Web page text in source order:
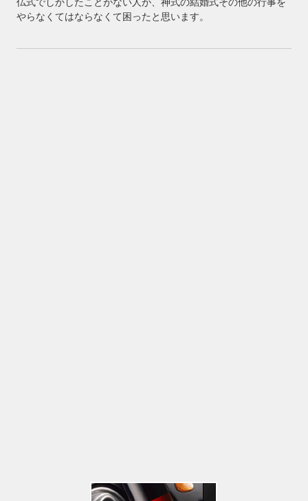
やらなくてはならなくて困ったと思います。